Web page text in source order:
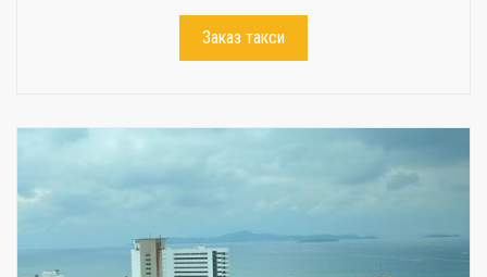
Заказ такси